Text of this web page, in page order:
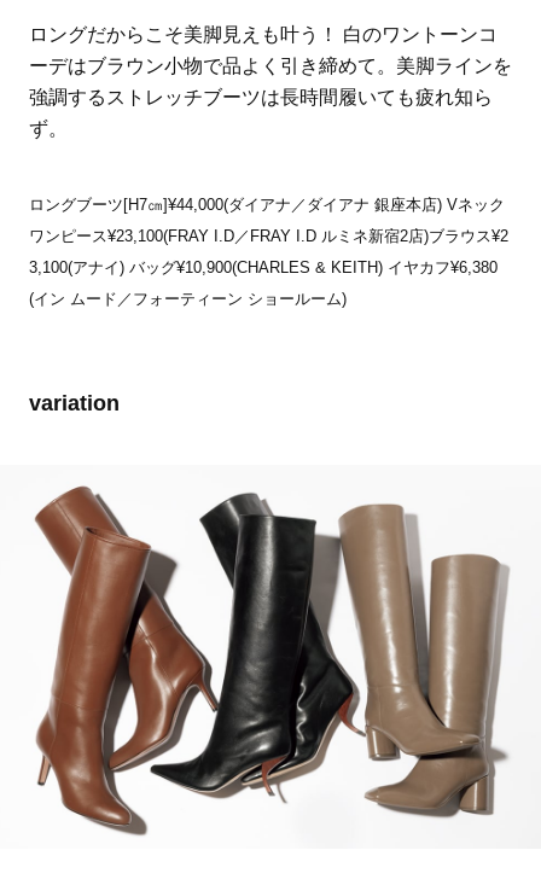
ロングだからこそ美脚見えも叶う！ 白のワントーンコ
ーデはブラウン小物で品よく引き締めて。美脚ラインを
強調するストレッチブーツは長時間履いても疲れ知ら
ず。
ロングブーツ[H7㎝]¥44,000(ダイアナ／ダイアナ 銀座本店) Vネック
ワンピース¥23,100(FRAY I.D／FRAY I.D ルミネ新宿2店)ブラウス¥2
3,100(アナイ) バッグ¥10,900(CHARLES & KEITH) イヤカフ¥6,380
(イン ムード／フォーティーン ショールーム)
variation